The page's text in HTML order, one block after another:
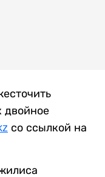
двойное
со ссылкой на